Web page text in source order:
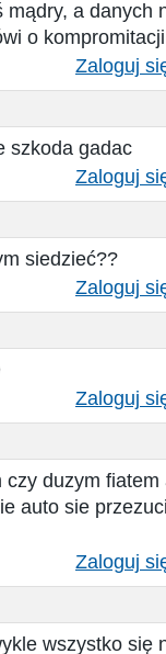
mądry, a danych
o
Zaloguj
szkoda gadac
Zaloguj
siedzieć??
Zaloguj
Zaloguj
czy duzym
auto sie
Zaloguj
wszystko się